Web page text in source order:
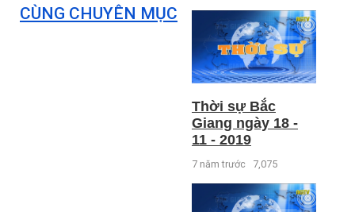
CÙNG CHUYÊN MỤC
Thời sự Bắc
Giang ngày 18 -
11 - 2019
7 năm trước 7,075